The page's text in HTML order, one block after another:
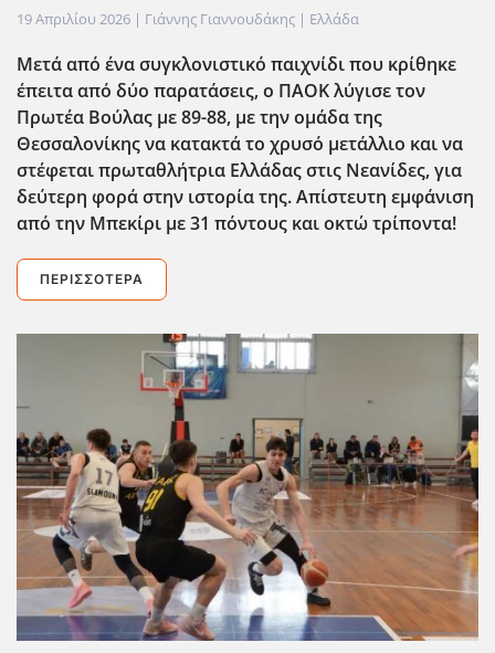
19 Απριλίου 2026 | Γιάννης Γιαννουδάκης | Ελλάδα
Μετά από ένα συγκλονιστικό παιχνίδι που κρίθηκε
έπειτα από δύο παρατάσεις, ο ΠΑΟΚ λύγισε τον
Πρωτέα Βούλας με 89-88, με την ομάδα της
Θεσσαλονίκης να κατακτά το χρυσό μετάλλιο και να
στέφεται πρωταθλήτρια Ελλάδας στις Νεανίδες, για
δεύτερη φορά στην ιστορία της. Απίστευτη εμφάνιση
από την Μπεκίρι με 31 πόντους και οκτώ τρίποντα!
ΠΕΡΙΣΣΌΤΕΡΑ